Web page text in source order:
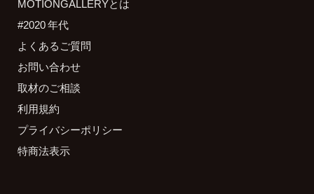
MOTIONGALLERYとは
#2020 年代
よくあるご質問
お問い合わせ
取材のご相談
利用規約
プライバシーポリシー
特商法表示